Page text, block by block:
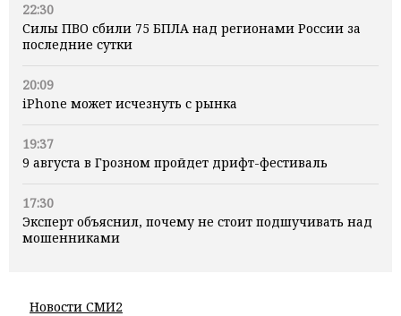
22:30
Силы ПВО сбили 75 БПЛА над регионами России за
последние сутки
20:09
iPhone может исчезнуть с рынка
19:37
9 августа в Грозном пройдет дрифт-фестиваль
17:30
Эксперт объяснил, почему не стоит подшучивать над
мошенниками
Новости СМИ2